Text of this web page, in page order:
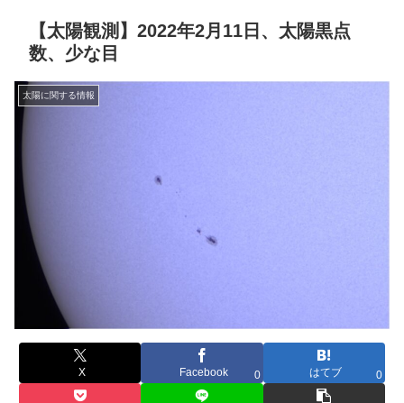
【太陽観測】2022年2月11日、太陽黒点
数、少な目
太陽に関する情報
X Facebook 0 はてブ 0